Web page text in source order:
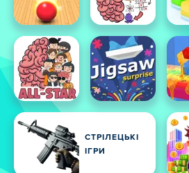
СТРІЛЕЦЬКІ
ІГРИ